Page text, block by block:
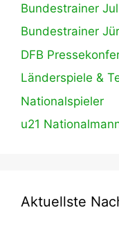
Bundestrainer
Bundestrainer
DFB
Länderspiele &
Nationalspieler
u21
Aktuellste